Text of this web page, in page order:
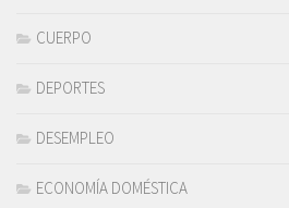
CUERPO
DEPORTES
DESEMPLEO
ECONOMÍA DOMÉSTICA